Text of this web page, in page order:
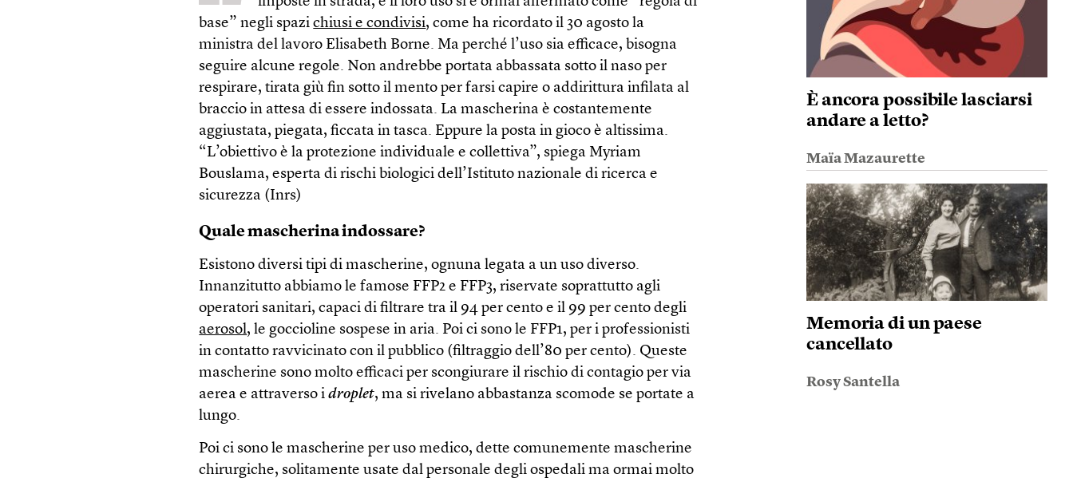
base” negli spazichiusi e condivisi, come ha ricordato il 30 agosto la
ministra del lavoro Elisabeth Borne. Ma perché l’uso sia efficace, bisogna
seguire alcune regole. Non andrebbe portata abbassata sotto il naso per
respirare, tirata giù fin sotto il mento per farsi capire o addirittura infilata al
braccio in attesa di essere indossata. La mascherina è costantemente
aggiustata, piegata, ficcata in tasca. Eppure la posta in gioco è altissima.
“L’obiettivo è la protezione individuale e collettiva”, spiega Myriam
Bouslama, esperta di rischi biologici dell’Istituto nazionale di ricerca e
sicurezza (Inrs)
Quale mascherina indossare?
Esistono diversi tipi di mascherine, ognuna legata a un uso diverso.
Innanzitutto abbiamo le famose FFP2 e FFP3, riservate soprattutto agli
operatori sanitari, capaci di filtrare tra il 94 per cento e il 99 per cento degli
aerosol, le goccioline sospese in aria. Poi ci sono le FFP1, per i professionisti
in contatto ravvicinato con il pubblico (filtraggio dell’80 per cento). Queste
mascherine sono molto efficaci per scongiurare il rischio di contagio per via
aerea e attraverso idroplet, ma si rivelano abbastanza scomode se portate a
lungo.
Poi ci sono le mascherine per uso medico, dette comunemente mascherine
chirurgiche, solitamente usate dal personale degli ospedali ma ormai molto
È ancora possibile lasciarsi
andare a letto?
Maïa Mazaurette
Memoria di un paese
cancellato
Rosy Santella